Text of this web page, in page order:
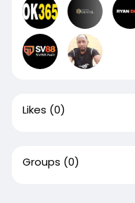
Likes (0)
Groups (0)